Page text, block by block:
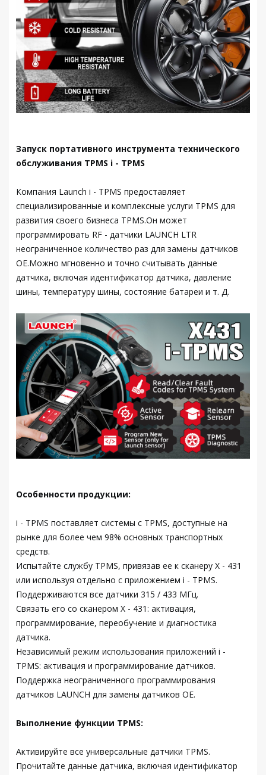
Запуск портативного инструмента технического
обслуживания TPMS i - TPMS
Компания Launch i - TPMS предоставляет
специализированные и комплексные услуги TPMS для
развития своего бизнеса TPMS.Он может
программировать RF - датчики LAUNCH LTR
неограниченное количество раз для замены датчиков
OE.Можно мгновенно и точно считывать данные
датчика, включая идентификатор датчика, давление
шины, температуру шины, состояние батареи и т. Д.
Особенности продукции:
i - TPMS поставляет системы с TPMS, доступные на
рынке для более чем 98% основных транспортных
средств.
Испытайте службу TPMS, привязав ее к сканеру X - 431
или используя отдельно с приложением i - TPMS.
Поддерживаются все датчики 315 / 433 МГц.
Связать его со сканером X - 431: активация,
программирование, переобучение и диагностика
датчика.
Независимый режим использования приложений i -
TPMS: активация и программирование датчиков.
Поддержка неограниченного программирования
датчиков LAUNCH для замены датчиков OE.
Выполнение функции TPMS:
Активируйте все универсальные датчики TPMS.
Прочитайте данные датчика, включая идентификатор